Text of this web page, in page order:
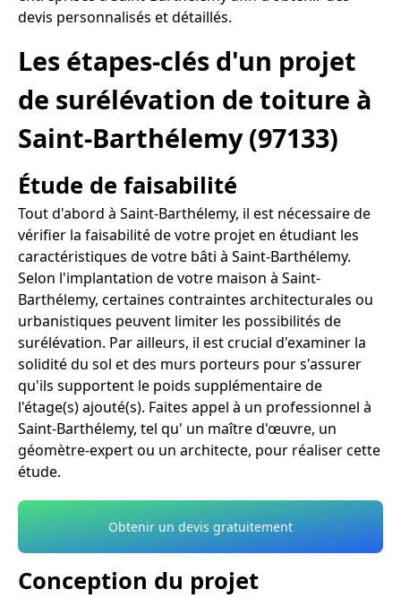
devis personnalisés et détaillés.
Les étapes-clés d'un projet
de surélévation de toiture à
Saint-Barthélemy (97133)
Étude de faisabilité
Tout d'abord à Saint-Barthélemy, il est nécessaire de
vérifier la faisabilité de votre projet en étudiant les
caractéristiques de votre bâti à Saint-Barthélemy.
Selon l'implantation de votre maison à Saint-
Barthélemy, certaines contraintes architecturales ou
urbanistiques peuvent limiter les possibilités de
surélévation. Par ailleurs, il est crucial d'examiner la
solidité du sol et des murs porteurs pour s'assurer
qu'ils supportent le poids supplémentaire de
l'étage(s) ajouté(s). Faites appel à un professionnel à
Saint-Barthélemy, tel qu' un maître d'œuvre, un
géomètre-expert ou un architecte, pour réaliser cette
étude.
Obtenir un devis gratuitement
Conception du projet